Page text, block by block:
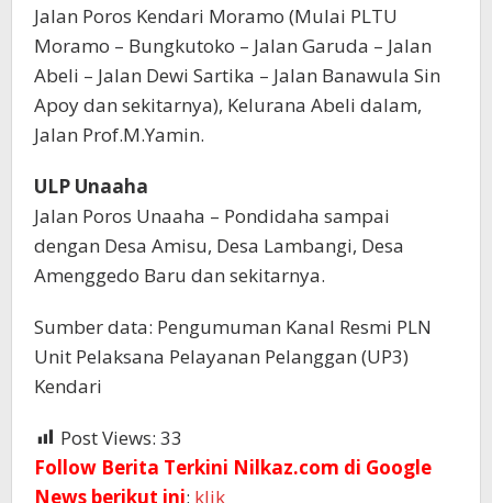
Jalan Poros Kendari Moramo (Mulai PLTU
Moramo – Bungkutoko – Jalan Garuda – Jalan
Abeli – Jalan Dewi Sartika – Jalan Banawula Sin
Apoy dan sekitarnya), Kelurana Abeli dalam,
Jalan Prof.M.Yamin.
ULP Unaaha
Jalan Poros Unaaha – Pondidaha sampai
dengan Desa Amisu, Desa Lambangi, Desa
Amenggedo Baru dan sekitarnya.
Sumber data: Pengumuman Kanal Resmi PLN
Unit Pelaksana Pelayanan Pelanggan (UP3)
Kendari
Post Views: 33
Follow Berita Terkini Nilkaz.com di Google
News berikut ini: klik